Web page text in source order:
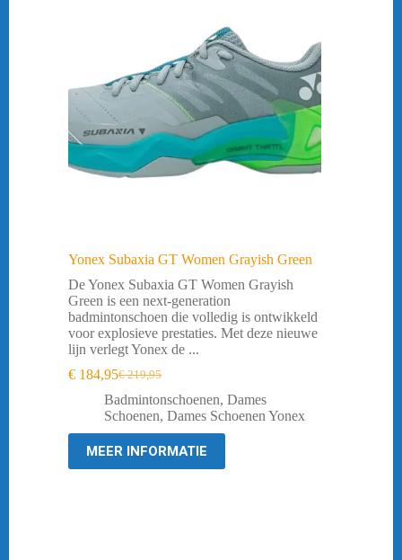
Yonex Subaxia GT Women Grayish Green
De Yonex Subaxia GT Women Grayish
Green is een next-generation
badmintonschoen die volledig is ontwikkeld
voor explosieve prestaties. Met deze nieuwe
lijn verlegt Yonex de ...
€219,95
Oorspronkelijke
prijs
was:
€ 219,95.
€ 184,95Huidige
prijs
is:
€ 184,95.
Badmintonschoenen, Dames
Schoenen, Dames Schoenen Yonex
MEER INFORMATIE